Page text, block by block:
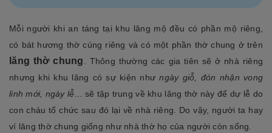
Mỗi người khi an táng tại khu lăng mộ đều có phần mộ riêng,
có bát hương thờ cúng riêng và có một phần thờ chung ở trên
lăng thờ chung . Thông thường các gia tiên sẽ ở nhà riêng
nhưng khi khu lăng có sự kiện nhưngày giỗ, đón nhận vong
linh mới, ngày lễ
... sẽ tập trung về khu lăng thờ này để dự lễ do
con cháu tổ chức sau đó lại về nhà riêng. Do vậy, người ta hay
ví lăng thờ chung giống như nhà thờ họ của người còn sống.